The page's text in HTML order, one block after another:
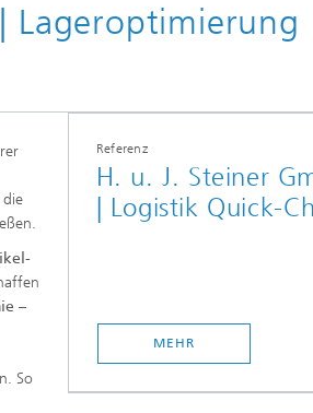
Lageroptimierung
–
So
Referenz
H. u. J. Steiner
| Logistik Quick-
MEHR